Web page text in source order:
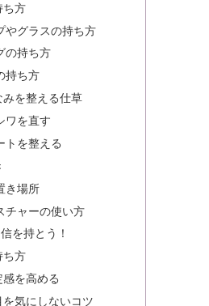
ち方
やグラスの持ち方
の持ち方
持ち方
みを整える仕草
ワを直す
トを整える
き場所
チャーの使い方
を持とう！
ち方
感を高める
を気にしないコツ